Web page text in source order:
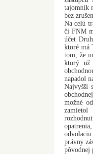
tajomník
bez
Na celú
či FNM
účet
ktoré má
tom, že
ktorý už
napadol
Najvyšší
možné
právny
pôvodnej